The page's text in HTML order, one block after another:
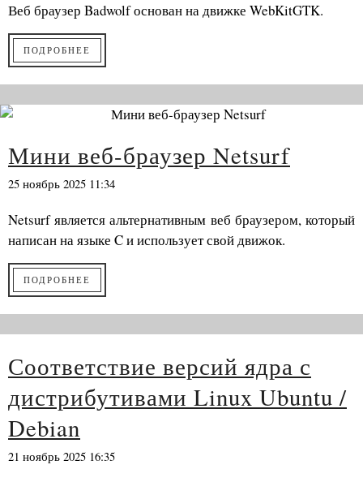
Веб браузер Badwolf основан на движке WebKitGTK.
ПОДРОБНЕЕ
Мини веб-браузер Netsurf
25 ноябрь 2025 11:34
Netsurf является альтернативным веб браузером, который
написан на языке C и использует свой движок.
ПОДРОБНЕЕ
Соответствие версий ядра с
дистрибутивами Linux Ubuntu /
Debian
21 ноябрь 2025 16:35